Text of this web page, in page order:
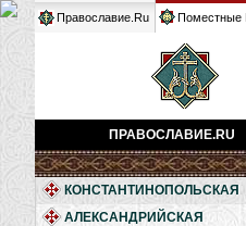
Православие.Ru Поместные
ПРАВОСЛАВИЕ.RU
КОНСТАНТИНОПОЛЬСКАЯ
АЛЕКСАНДРИЙСКАЯ